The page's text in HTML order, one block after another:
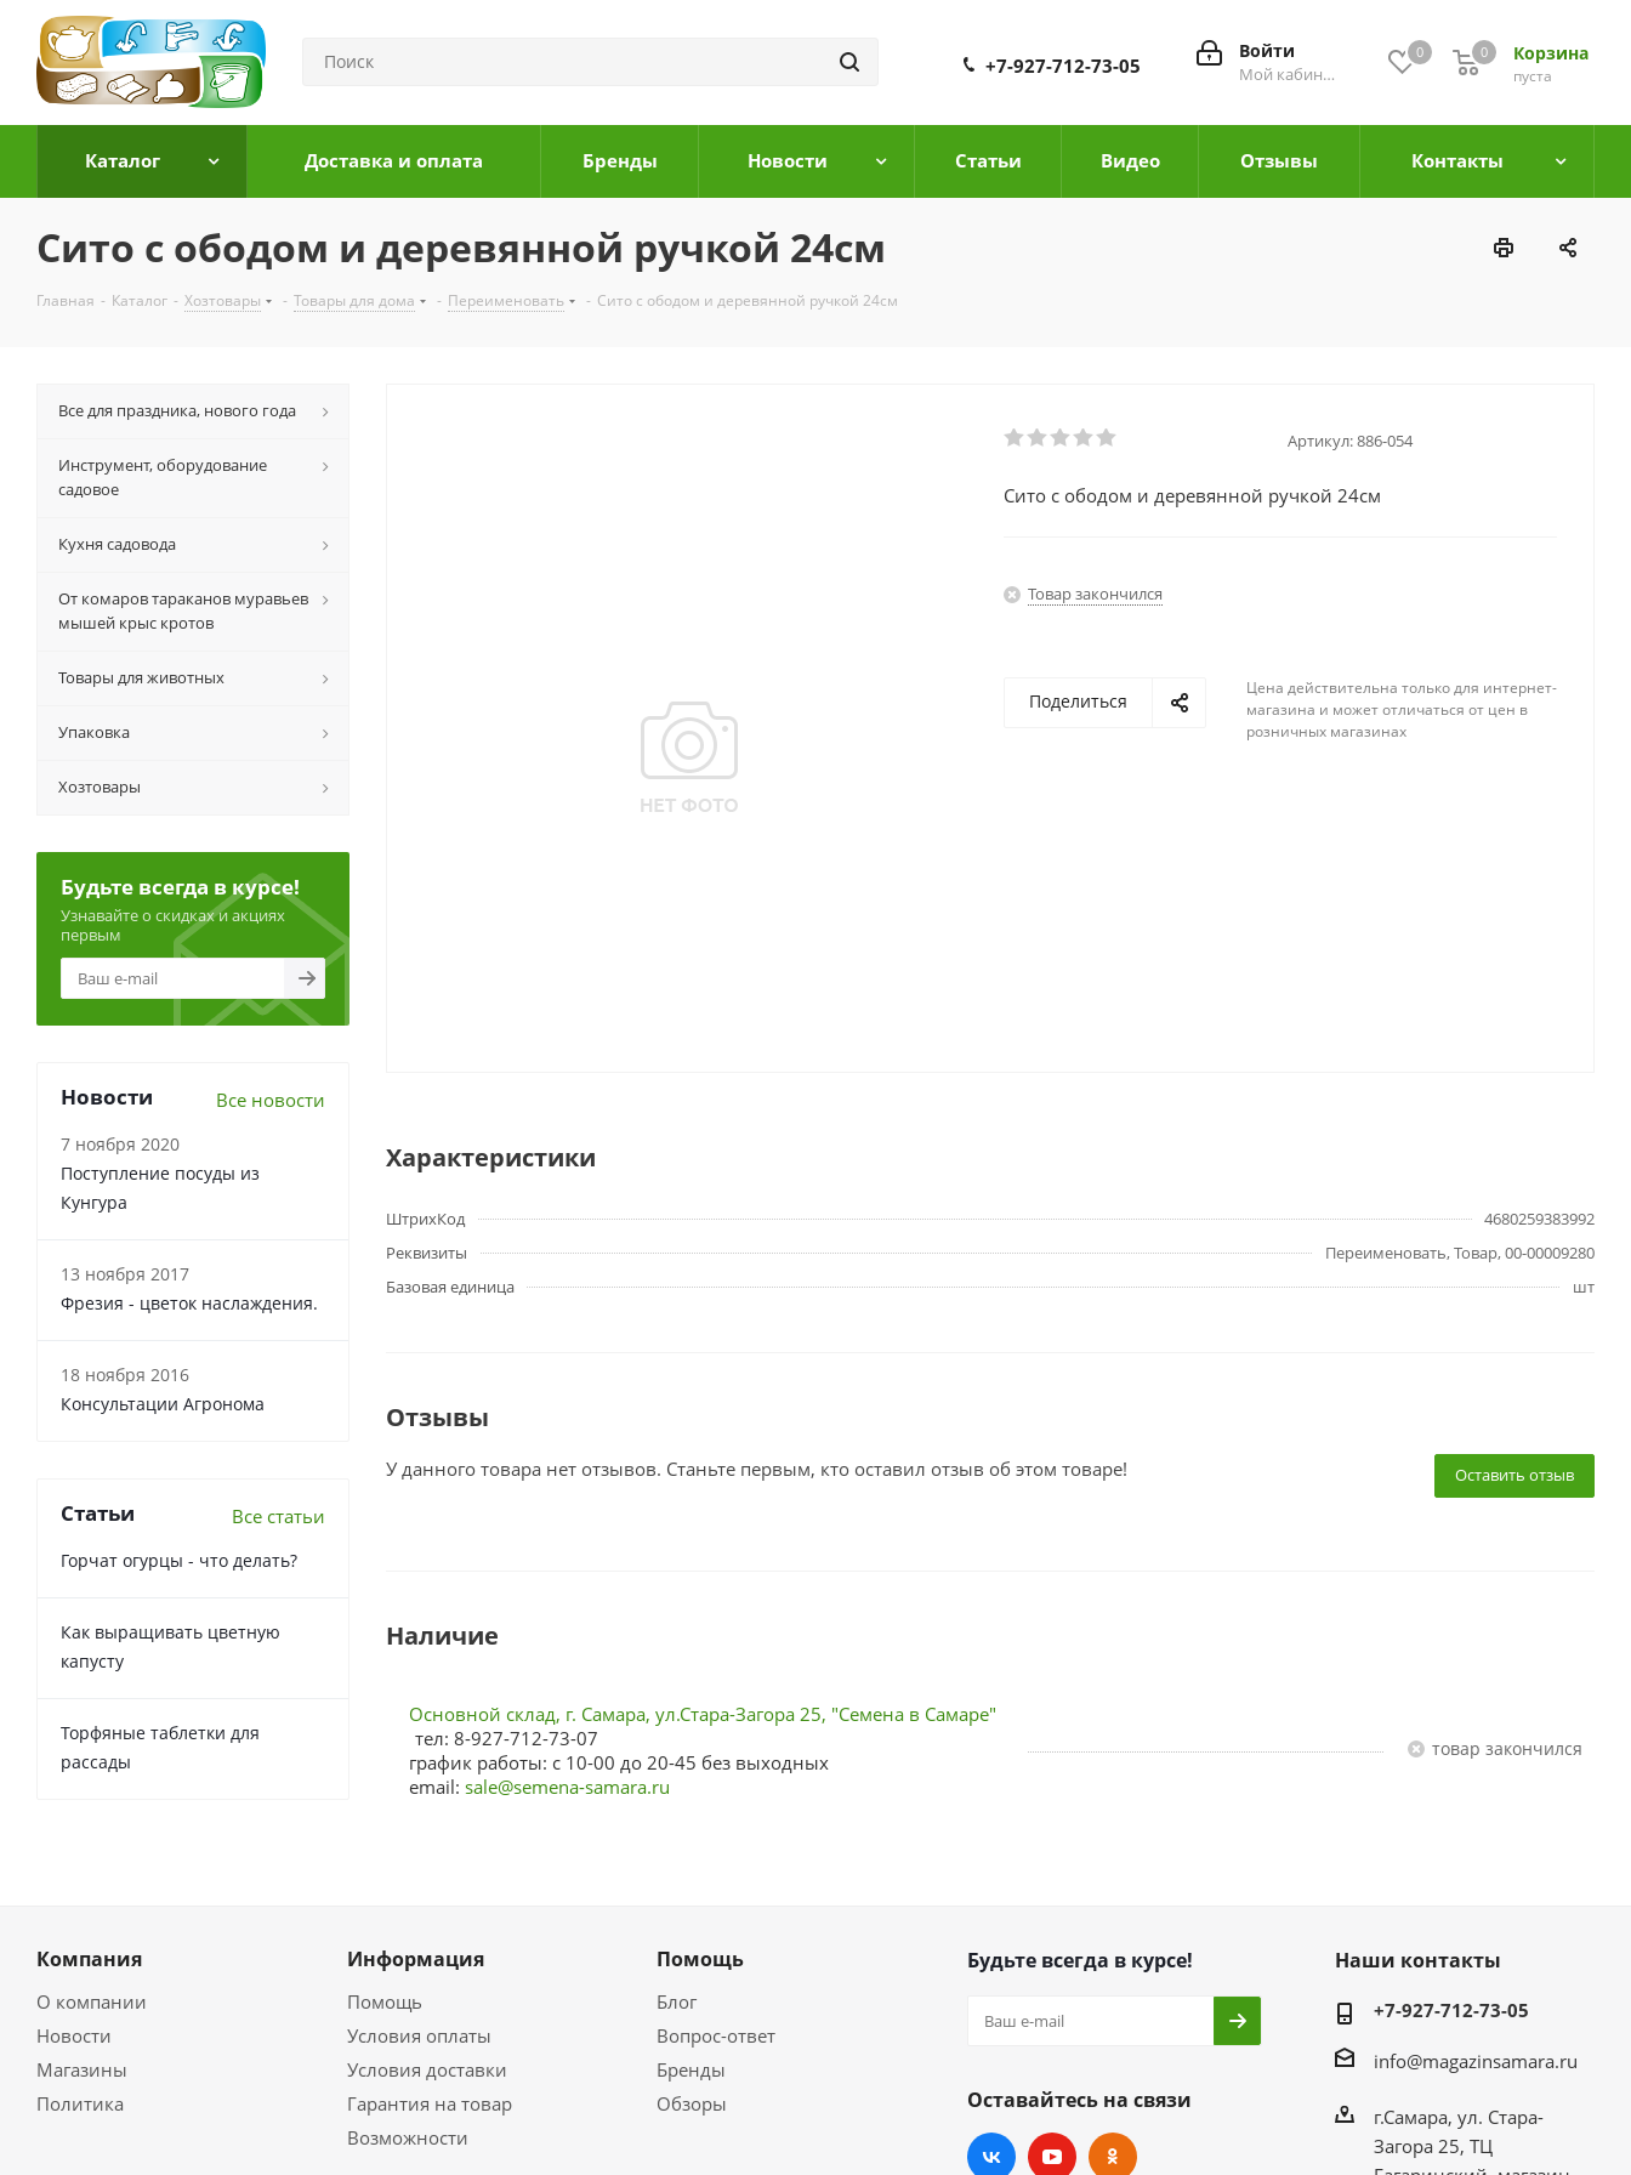
0 Корзина
0
пуста
0
Войти
Мой кабинет
+7-927-712-73-05
Каталог Доставка и оплата Бренды Новости Cтатьи Видео Отзывы Контакты
Сито с ободом и деревянной ручкой 24см
Главная - Каталог - Хозтовары - Товары для дома - Переименовать - Сито с ободом и деревянной ручкой 24см
Артикул:886-054
Сито с ободом и деревянной ручкой 24см
Товар закончился
Поделиться
Цена действительна только для интернет-
магазина и может отличаться от цен в
розничных магазинах
Характеристики
ШтрихКод
4680259383992
Реквизиты
Переименовать, Товар, 00-00009280
Базовая единица
шт
Отзывы
Оставить отзыв
У данного товара нет отзывов. Станьте первым, кто оставил отзыв об этом товаре!
Наличие
Основной склад, г. Самара, ул.Стара-Загора 25, "Семена в Самаре"
тел: 8-927-712-73-07
график работы: с 10-00 до 20-45 без выходных
email: sale@semena-samara.ru
Товар закончился
Все для праздника, нового года
Инструмент, оборудование
садовое
Кухня садовода
От комаров тараканов муравьев
мышей крыс кротов
Товары для животных
Упаковка
Хозтовары
Будьте всегда в курсе!
Узнавайте о скидках и акциях
первым
Новости Все новости
7 ноября 2020
Поступление посуды из
Кунгура
13 ноября 2017
Фрезия - цветок наслаждения.
18 ноября 2016
Консультации Агронома
Статьи Все статьи
Горчат огурцы - что делать?
Как выращивать цветную
капусту
Торфяные таблетки для
рассады
Компания
О компании
Новости
Магазины
Политика
Информация
Помощь
Условия оплаты
Условия доставки
Гарантия на товар
Возможности
Помощь
Блог
Вопрос-ответ
Бренды
Обзоры
Будьте всегда в курсе!
Оставайтесь на связи
Наши контакты
+7-927-712-73-05
info@magazinsamara.ru
г.Самара, ул. Стара-
Загора 25, ТЦ